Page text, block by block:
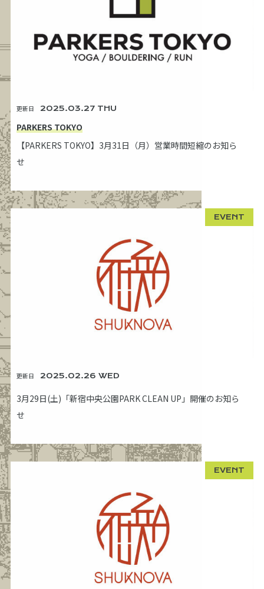
更新日 2025.03.27 THU
PARKERS TOKYO
【PARKERS TOKYO】3月31日（月）営業時間短縮のお知ら
せ
更新日 2025.02.26 WED
3月29日(土)「新宿中央公園PARK CLEAN UP」開催のお知ら
せ
EVENT
EVENT